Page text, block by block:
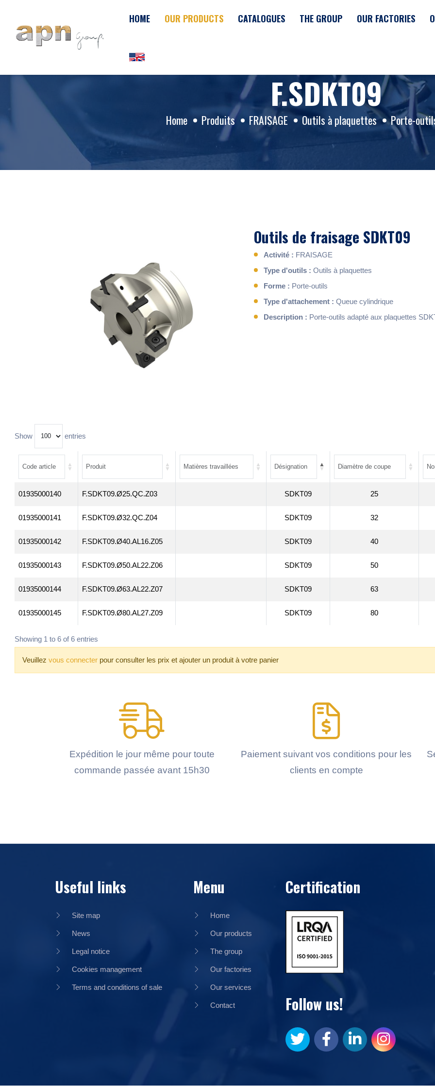
HOME OUR PRODUCTS CATALOGUES THE GROUP OUR FACTORIES
F.SDKT09
Home Produits FRAISAGE Outils à plaquettes Porte-
Outils de fraisage SDKT09
Activité : FRAISAGE
Type d'outils : Outils à plaquettes
Forme : Porte-outils
Type d'attachement : Queue cylindrique
Description : Porte-outils adapté aux plaquettes
Show entries
01935000140 F.SDKT09.Ø25.QC.Z03 SDKT09 25
01935000141 F.SDKT09.Ø32.QC.Z04 SDKT09 32
01935000142 F.SDKT09.Ø40.AL16.Z05 SDKT09 40
01935000143 F.SDKT09.Ø50.AL22.Z06 SDKT09 50
01935000144 F.SDKT09.Ø63.AL22.Z07 SDKT09 63
01935000145 F.SDKT09.Ø80.AL27.Z09 SDKT09 80
Showing 1 to 6 of 6 entries
Veuillez vous connecter pour consulter les prix et ajouter un produit à votre panier
Expédition le jour même pour toute
commande passée avant 15h30
Paiement suivant vos conditions pour les
clients en compte
Useful links
Site map
News
Legal notice
Cookies management
Terms and conditions of sale
Menu
Home
Our products
The group
Our factories
Our services
Contact
Certification
Follow us!